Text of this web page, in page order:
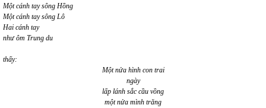
Một cánh tay sông Hồng
Một cánh tay sông Lô
Hai cánh tay
như ôm Trung du
thấy:
Một nửa hình con trai
ngày
lấp lánh sắc cầu vồng
một nửa mình trăng